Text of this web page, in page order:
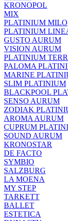
KRONOPOL
MIX
PLATINIUM MILO
PLATINIUM
GUSTO AURUM
VISION AURUM
PLATINIUM
PALOMA
MARINE
SLIM PLATINIUM
BLACKPOOL
SENSO AURUM
ZODIAK
AROMA AURUM
CUPRUM
SOUND AURUM
KRONOSTAR
DE FACTO
SYMBIO
SALZBURG
LA MOENA
MY STEP
TARKETT
BALLET
ESTETICA